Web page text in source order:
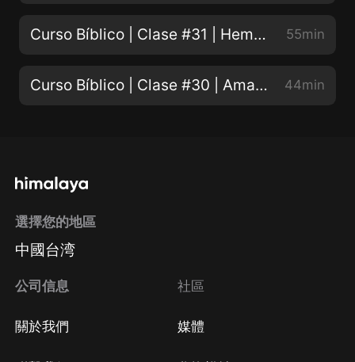
Curso Bíblico | Clase #31 | Hemos encontrado al Mesías | 06/26/2021 55min
Curso Bíblico | Clase #30 | Amaras a Tú Prójimo Como a Ti Mismo | 06/19/2021 44min
選擇您的地區
中國台湾
公司信息
關於我們
社區
媒體